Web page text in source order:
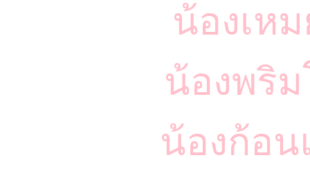
น้องเห
น้องพริม
น้องก้อน